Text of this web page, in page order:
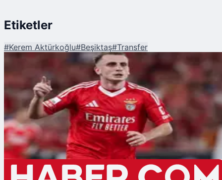
Etiketler
#Kerem Aktürkoğlu#Beşiktaş#Transfer
Beşiktaş'tan Benfica Çıkarması! Orkun'dan Sonra Hedefte Kerem
Aktürkoğlu Var!